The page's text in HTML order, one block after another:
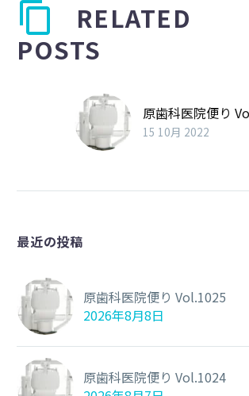
RELATED
POSTS
原歯科医院便り
15 10月 2022
最近の投稿
原歯科医院便り Vol.1025
2026年8月8日
原歯科医院便り Vol.1024